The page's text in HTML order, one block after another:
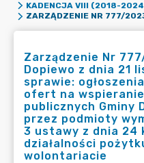
KADENCJA VIII (2018-
Zarządzenie Nr
Dopiewo z dnia 21
sprawie:
ofert na
publicznych Gminy
przez podmioty
3 ustawy z dnia 24
działalności
wolontariacie